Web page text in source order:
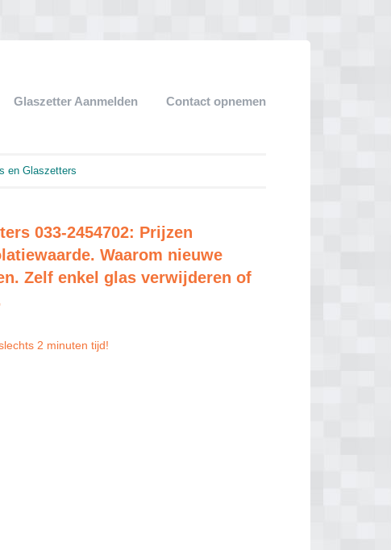
Glaszetter Aanmelden Contact opnemen
en Glaszetters
033-2454702: Prijzen
Waarom nieuwe
Zelf enkel glas verwijderen of
2 minuten tijd!